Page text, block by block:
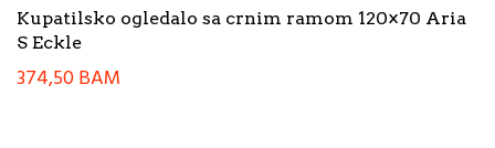
Kupatilsko ogledalo sa crnim ramom 120×70 Aria
S Eckle
374,50BAM